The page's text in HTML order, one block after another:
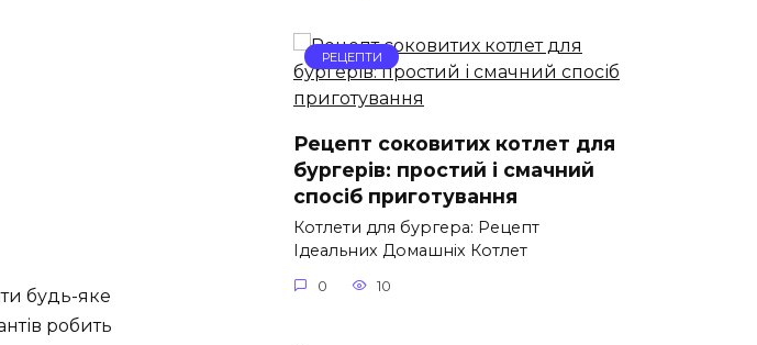
будь-яке
робить
РЕЦЕПТИ
Рецепт соковитих котлет для
бургерів: простий і смачний
спосіб приготування
Котлети для бургера: Рецепт
Ідеальних Домашніх Котлет
0 10